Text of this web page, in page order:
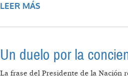
LEER MÁS
Un duelo por la
La frase del Presidente de la Nación